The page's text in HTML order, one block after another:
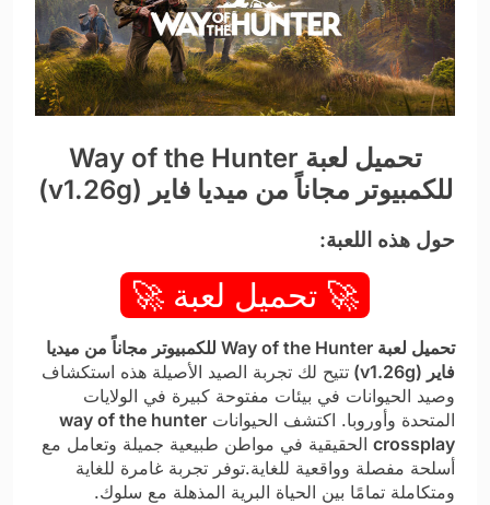
تحميل لعبة Way of the Hunter
للكمبيوتر مجاناً من ميديا فاير (v1.26g)
حول هذه اللعبة:
🚀 تحميل لعبة 🚀
تحميل لعبة Way of the Hunter للكمبيوتر مجاناً من ميديا
فاير (v1.26g)
تتيح لك تجربة الصيد الأصيلة هذه استكشاف
وصيد الحيوانات في بيئات مفتوحة كبيرة في الولايات
المتحدة وأوروبا. اكتشف الحيوانات way of the hunter
crossplay الحقيقية في مواطن طبيعية جميلة وتعامل مع
أسلحة مفصلة وواقعية للغاية.توفر تجربة غامرة للغاية
ومتكاملة تمامًا بين الحياة البرية المذهلة مع سلوك.